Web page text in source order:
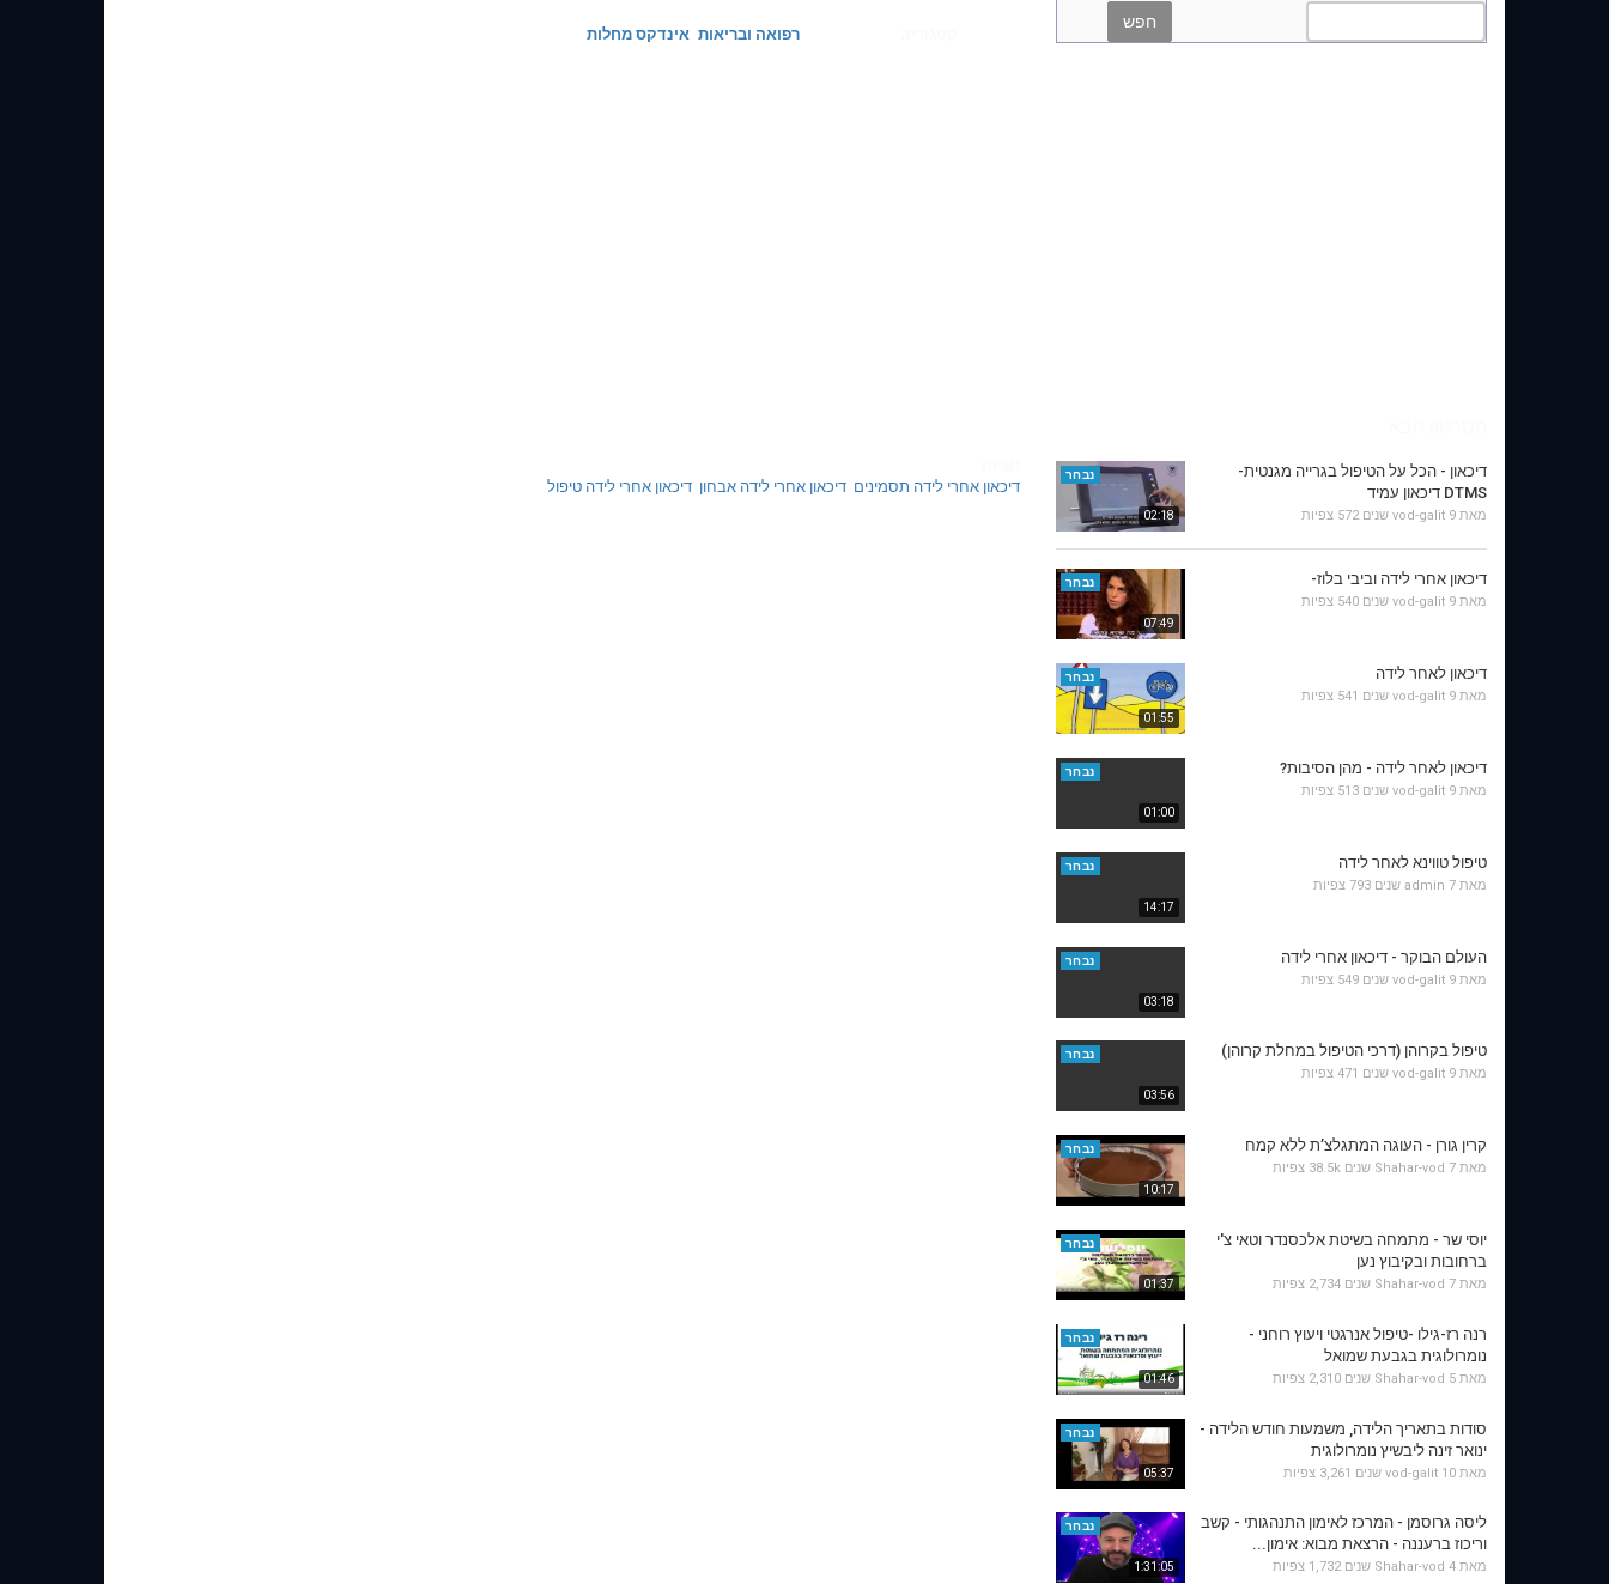
רפואה ובריאות אינדקס מחלות
דיכאון אחרי לידה תסמינים דיכאון אחרי לידה אבחון דיכאון אחרי לידה טיפול
02:18
נבחר
דיכאון - הכל על הטיפול בגרייה מגנטית-
DTMS דיכאון עמיד
מאת vod-galit 9 שנים 572 צפיות
07:49
נבחר דיכאון אחרי לידה וביבי בלוז-
מאת vod-galit 9 שנים 540 צפיות
01:55
נבחר דיכאון לאחר לידה
מאת vod-galit 9 שנים 541 צפיות
01:00
נבחר דיכאון לאחר לידה - מהן הסיבות?
מאת vod-galit 9 שנים 513 צפיות
14:17
נבחר טיפול טווינא לאחר לידה
מאת admin 7 שנים 793 צפיות
03:18
נבחר העולם הבוקר - דיכאון אחרי לידה
מאת vod-galit 9 שנים 549 צפיות
03:56
נבחר טיפול בקרוהן (דרכי הטיפול במחלת קרוהן)
מאת vod-galit 9 שנים 471 צפיות
10:17
נבחר קרין גורן - העוגה המתגלצ’ת ללא קמח
מאת Shahar-vod 7 שנים 38.5k צפיות
01:37
נבחר
יוסי שר - מתמחה בשיטת אלכסנדר וטאי צ'י
ברחובות ובקיבוץ נען
מאת Shahar-vod 7 שנים 2,734 צפיות
01:46
נבחר
רנה רז-גילו -טיפול אנרגטי ויעוץ רוחני -
נומרולוגית בגבעת שמואל
מאת Shahar-vod 5 שנים 2,310 צפיות
05:37
נבחר
סודות בתאריך הלידה, משמעות חודש הלידה -
ינואר זינה ליבשיץ נומרולוגית
מאת vod-galit 10 שנים 3,261 צפיות
1:31:05
נבחר
ליסה גרוסמן - המרכז לאימון התנהגותי - קשב
וריכוז ברעננה - הרצאת מבוא: אימון...
מאת Shahar-vod 4 שנים 1,732 צפיות